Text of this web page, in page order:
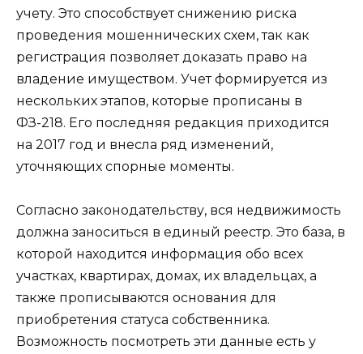
учету. Это способствует снижению риска
проведения мошеннических схем, так как
регистрация позволяет доказать право на
владение имуществом. Учет формируется из
нескольких этапов, которые прописаны в
ФЗ-218. Его последняя редакция приходится
на 2017 год и внесла ряд изменений,
уточняющих спорные моменты.
Согласно законодательству, вся недвижимость
должна заноситься в единый реестр. Это база, в
которой находится информация обо всех
участках, квартирах, домах, их владельцах, а
также прописываются основания для
приобретения статуса собственника.
Возможность посмотреть эти данные есть у